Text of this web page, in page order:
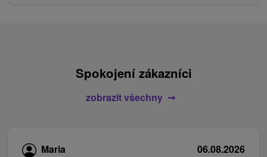
Spokojení zákazníci
zobrazit všechny
Maria
06.08.2026